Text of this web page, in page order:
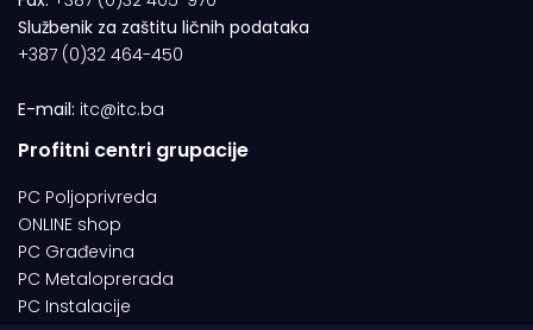
Službenik za zaštitu ličnih podataka
+387 (0)32 464-450
E-mail: itc@itc.ba
Profitni centri grupacije
PC Poljoprivreda
ONLINE shop
PC Građevina
PC Metaloprerada
PC Instalacije